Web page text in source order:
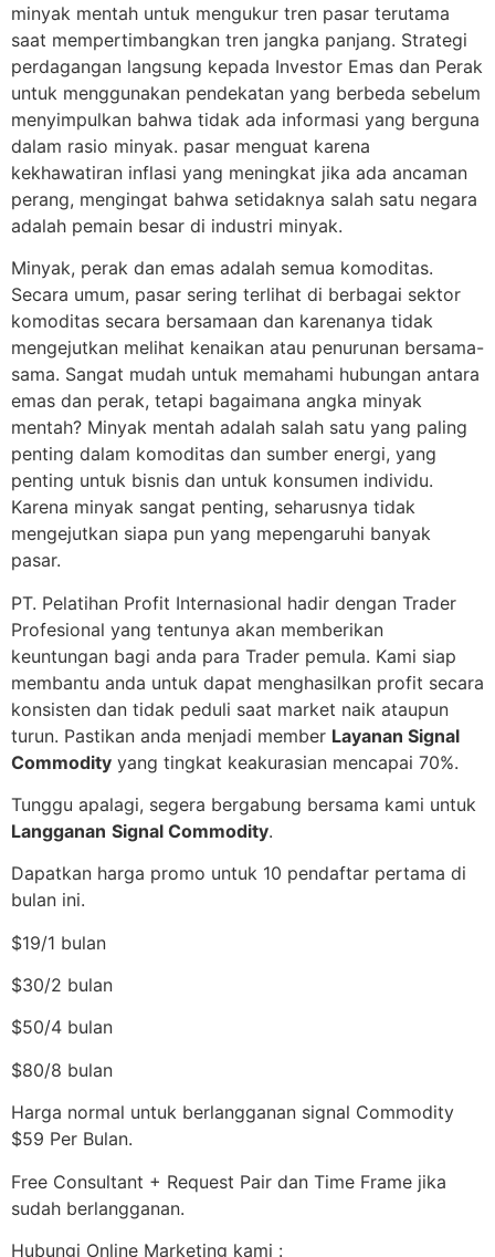
minyak mentah untuk mengukur tren pasar terutama
saat mempertimbangkan tren jangka panjang. Strategi
perdagangan langsung kepada Investor Emas dan Perak
untuk menggunakan pendekatan yang berbeda sebelum
menyimpulkan bahwa tidak ada informasi yang berguna
dalam rasio minyak. pasar menguat karena
kekhawatiran inflasi yang meningkat jika ada ancaman
perang, mengingat bahwa setidaknya salah satu negara
adalah pemain besar di industri minyak.
Minyak, perak dan emas adalah semua komoditas.
Secara umum, pasar sering terlihat di berbagai sektor
komoditas secara bersamaan dan karenanya tidak
mengejutkan melihat kenaikan atau penurunan bersama-
sama. Sangat mudah untuk memahami hubungan antara
emas dan perak, tetapi bagaimana angka minyak
mentah? Minyak mentah adalah salah satu yang paling
penting dalam komoditas dan sumber energi, yang
penting untuk bisnis dan untuk konsumen individu.
Karena minyak sangat penting, seharusnya tidak
mengejutkan siapa pun yang mepengaruhi banyak
pasar.
PT. Pelatihan Profit Internasional hadir dengan Trader
Profesional yang tentunya akan memberikan
keuntungan bagi anda para Trader pemula. Kami siap
membantu anda untuk dapat menghasilkan profit secara
konsisten dan tidak peduli saat market naik ataupun
turun. Pastikan anda menjadi member Layanan Signal
Commodity yang tingkat keakurasian mencapai 70%.
Tunggu apalagi, segera bergabung bersama kami untuk
Langganan Signal Commodity.
Dapatkan harga promo untuk 10 pendaftar pertama di
bulan ini.
$19/1 bulan
$30/2 bulan
$50/4 bulan
$80/8 bulan
Harga normal untuk berlangganan signal Commodity
$59 Per Bulan.
Free Consultant + Request Pair dan Time Frame jika
sudah berlangganan.
Hubungi Online Marketing kami :